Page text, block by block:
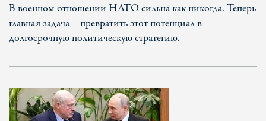
В военном отношении НАТО сильна как никогда. Теперь
главная задача – превратить этот потенциал в
долгосрочную политическую стратегию.